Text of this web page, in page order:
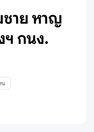
าย หาญ
กนง.
น